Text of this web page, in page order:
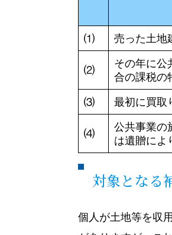
⑴ 売った土地
⑵
その年に公
合の課税の
⑶
最初に買取
⑷
公共事業の
は遺贈によ
対象となる
個人が土地等を収